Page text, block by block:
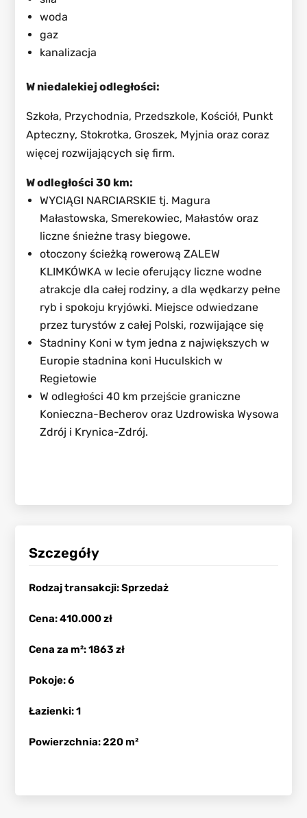
woda
gaz
kanalizacja
W niedalekiej odległości:
Szkoła, Przychodnia, Przedszkole, Kościół, Punkt
Apteczny, Stokrotka, Groszek, Myjnia oraz coraz
więcej rozwijających się firm.
W odległości 30 km:
WYCIĄGI NARCIARSKIE tj. Magura
Małastowska, Smerekowiec, Małastów oraz
liczne śnieżne trasy biegowe.
otoczony ścieżką rowerową ZALEW
KLIMKÓWKA w lecie oferujący liczne wodne
atrakcje dla całej rodziny, a dla wędkarzy pełne
ryb i spokoju kryjówki. Miejsce odwiedzane
przez turystów z całej Polski, rozwijające się
Stadniny Koni w tym jedna z największych w
Europie stadnina koni Huculskich w
Regietowie
W odległości 40 km przejście graniczne
Konieczna-Becherov oraz Uzdrowiska Wysowa
Zdrój i Krynica-Zdrój.
Szczegóły
Rodzaj transakcji:Sprzedaż
Cena:410.000 zł
Cena za m²:1863 zł
Pokoje:6
Łazienki:1
Powierzchnia:220 m²